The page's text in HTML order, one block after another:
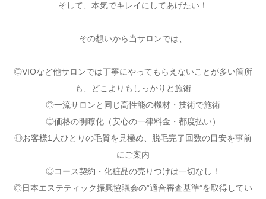
そして、本気でキレイにしてあげたい！
その想いから当サロンでは、
◎VIOなど他サロンでは丁寧にやってもらえないことが多い箇所
も、どこよりもしっかりと施術
◎一流サロンと同じ高性能の機材・技術で施術
◎価格の明瞭化（安心の一律料金・都度払い）
◎お客様1人ひとりの毛質を見極め、脱毛完了回数の目安を事前
にご案内
◎コース契約・化粧品の売りつけは一切なし！
◎日本エステティック振興協議会の”適合審査基準”を取得してい